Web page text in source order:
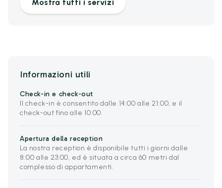
Mostra tutti i servizi
Informazioni utili
Check-in e check-out
Il check-in è consentito dalle 14:00 alle 21:00, e il
check-out fino alle 10:00.
Apertura della reception
La nostra reception è disponibile tutti i giorni dalle
8:00 alle 23:00, ed è situata a circa 60 metri dal
complesso di appartamenti.